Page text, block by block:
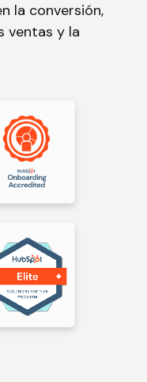
la conversión,
ventas y la